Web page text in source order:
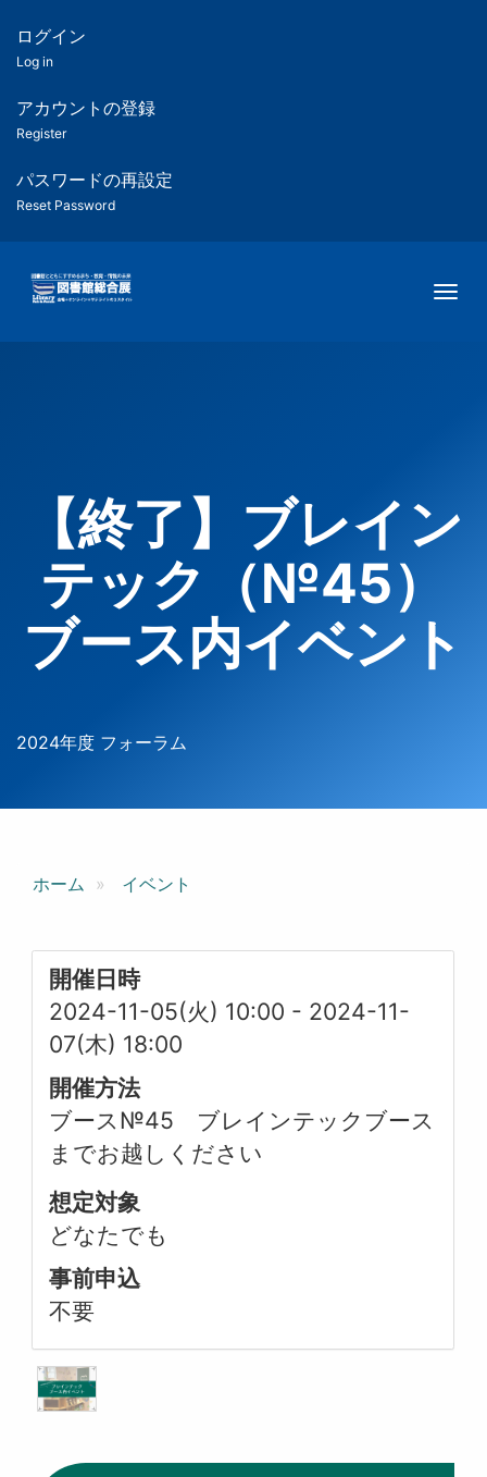
ツ
匿
名
ユ
ー
ー
用
メ
ログイン
Log in
アカウントの登録
Register
パスワードの再設定
Reset Password
【終了】ブレイン
テック（№45）
ブース内イベント
2024年度 フォーラム
ホーム イベント
開催日時
2024-11-05(火) 10:00 - 2024-11-
07(木) 18:00
開催方法
ブース№45 ブレインテックブース
までお越しください
想定対象
どなたでも
事前申込
不要